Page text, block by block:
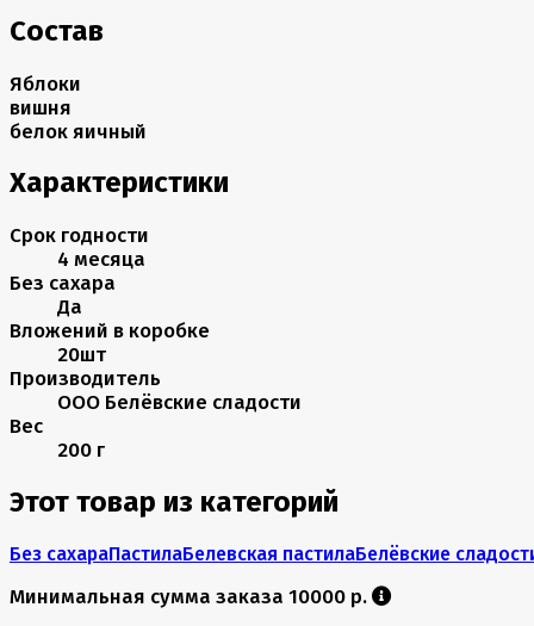
Состав
Яблоки
вишня
белок яичный
Характеристики
Срок годности
4 месяца
Без сахара
Да
Вложений в коробке
20шт
Производитель
ООО Белёвские сладости
Вес
200 г
Этот товар из категорий
Без сахараПастилаБелевская пастилаБелёвские
Минимальная сумма заказа 10000 р.